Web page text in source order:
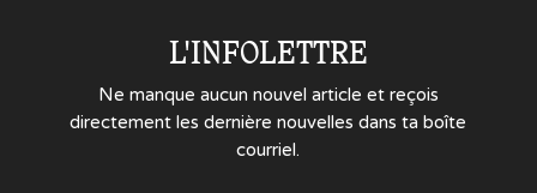
L'INFOLETTRE
Ne manque aucun nouvel article et reçois
directement les dernière nouvelles dans ta boîte
courriel.